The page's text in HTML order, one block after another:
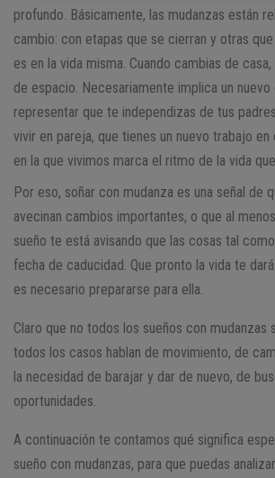
profundo. Básicamente, las mudanzas están
cambio: con etapas que se cierran y otras
es en la vida misma. Cuando cambias de
de espacio. Necesariamente implica un
representar que te independizas de tus
vivir en pareja, que tienes un nuevo trabajo en
en la que vivimos marca el ritmo de la vida
Por eso, soñar con mudanza es una señal de
avecinan cambios importantes, o que al
sueño te está avisando que las cosas tal
fecha de caducidad. Que pronto la vida te
es necesario prepararse para ella.
Claro que no todos los sueños con mudanzas
todos los casos hablan de movimiento, de
la necesidad de barajar y dar de nuevo, de
oportunidades.
A continuación te contamos qué significa
sueño con mudanzas, para que puedas